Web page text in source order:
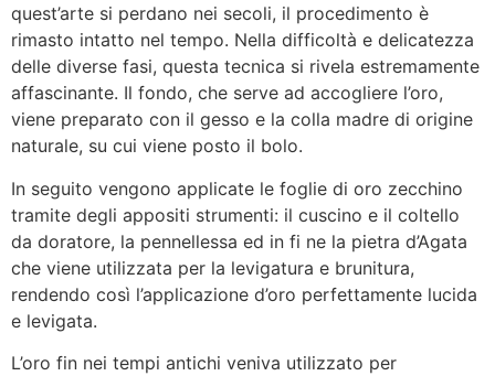
quest’arte si perdano nei secoli, il procedimento è
rimasto intatto nel tempo. Nella difficoltà e delicatezza
delle diverse fasi, questa tecnica si rivela estremamente
affascinante. Il fondo, che serve ad accogliere l’oro,
viene preparato con il gesso e la colla madre di origine
naturale, su cui viene posto il bolo.
In seguito vengono applicate le foglie di oro zecchino
tramite degli appositi strumenti: il cuscino e il coltello
da doratore, la pennellessa ed in fi ne la pietra d’Agata
che viene utilizzata per la levigatura e brunitura,
rendendo così l’applicazione d’oro perfettamente lucida
e levigata.
L’oro fin nei tempi antichi veniva utilizzato per